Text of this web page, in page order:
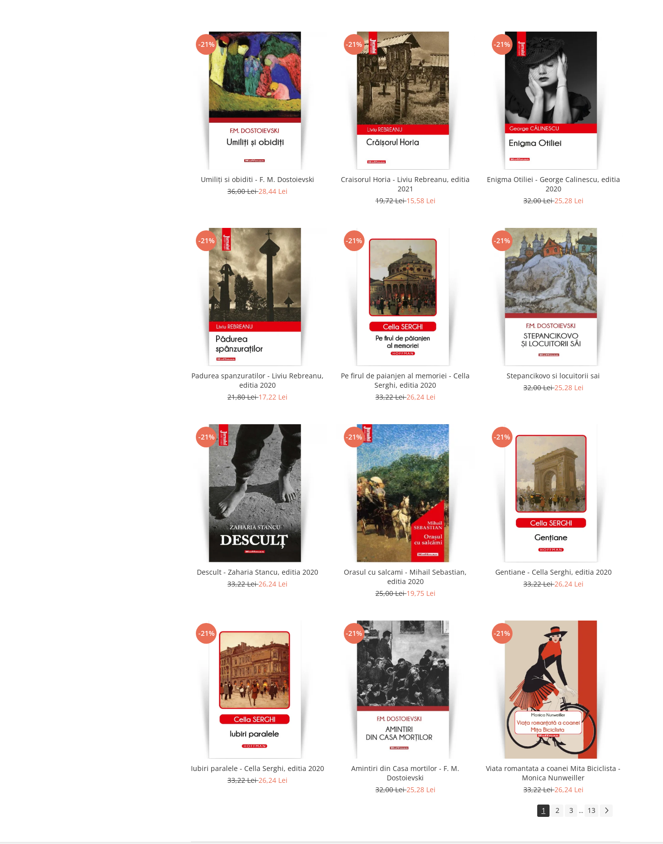
-21%
Umiliți si obiditi - F. M. Dostoievski
36,00 Lei28,44 Lei
-21%
Craisorul Horia - Liviu Rebreanu, editia
2021
19,72 Lei15,58 Lei
-21%
Enigma Otiliei - George Calinescu, editia
2020
32,00 Lei25,28 Lei
-21%
Padurea spanzuratilor - Liviu Rebreanu,
editia 2020
21,80 Lei17,22 Lei
-21%
Pe firul de paianjen al memoriei - Cella
Serghi, editia 2020
33,22 Lei26,24 Lei
-21%
Stepancikovo si locuitorii sai
32,00 Lei25,28 Lei
-21%
Descult - Zaharia Stancu, editia 2020
33,22 Lei26,24 Lei
-21%
Orasul cu salcami - Mihail Sebastian,
editia 2020
25,00 Lei19,75 Lei
-21%
Gentiane - Cella Serghi, editia 2020
33,22 Lei26,24 Lei
-21%
Iubiri paralele - Cella Serghi, editia 2020
33,22 Lei26,24 Lei
-21%
Amintiri din Casa mortilor - F. M.
Dostoievski
32,00 Lei25,28 Lei
-21%
Viata romantata a coanei Mita Biciclista -
Monica Nunweiller
33,22 Lei26,24 Lei
1 2 3 ... 13